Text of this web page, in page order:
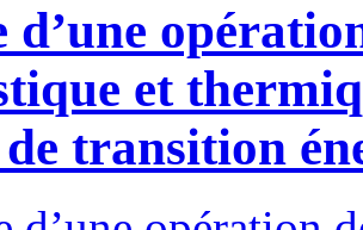
d’une
et
transition